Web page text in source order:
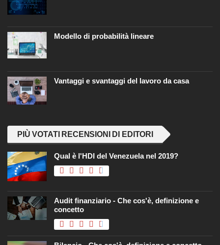
Modello di probabilità lineare
Vantaggi e svantaggi del lavoro da casa
PIÙ VOTATI RECENSIONI DI EDITORI
Qual è l'HDI del Venezuela nel 2019?
Audit finanziario - Che cos'è, definizione e
concetto